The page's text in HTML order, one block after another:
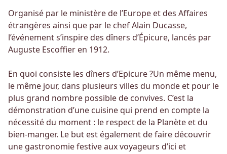
Organisé par le ministère de l’Europe et des Affaires
étrangères ainsi que par le chef Alain Ducasse,
l’événement s’inspire des dîners d’Épicure, lancés par
Auguste Escoffier en 1912.
En quoi consiste les dîners d’Epicure ?Un même menu,
le même jour, dans plusieurs villes du monde et pour le
plus grand nombre possible de convives. C’est la
démonstration d’une cuisine qui prend en compte la
nécessité du moment : le respect de la Planète et du
bien-manger. Le but est également de faire découvrir
une gastronomie festive aux voyageurs d’ici et